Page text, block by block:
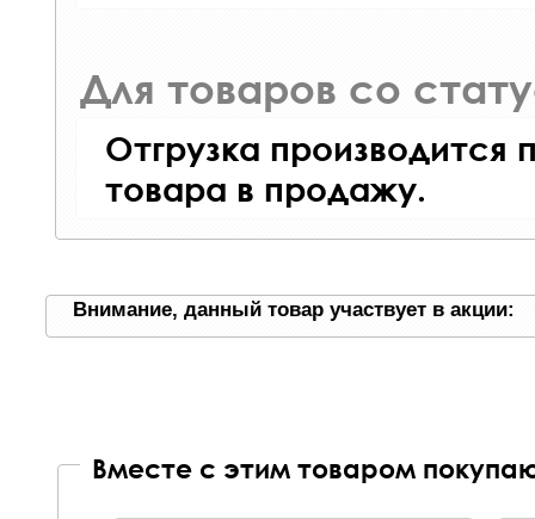
Для товаров со
Отгрузка производится
товара в продажу.
Внимание, данный товар участвует в акции:
Вместе с этим товаром